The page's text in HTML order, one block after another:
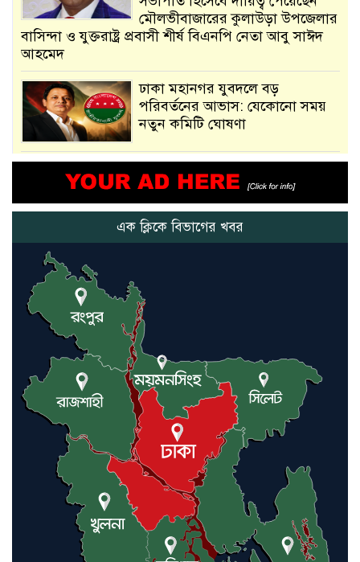
মৌলভীবাজারের কুলাউড়া উপজেলার
বাসিন্দা ও যুক্তরাষ্ট্র প্রবাসী শীর্ষ বিএনপি নেতা আবু সাঈদ
আহমেদ
ঢাকা মহানগর যুবদলে বড়
পরিবর্তনের আভাস: যেকোনো সময়
নতুন কমিটি ঘোষণা
মানুষের উপকার হয় : প্রধানমন্ত্রী
যুক্তরাষ্ট্র ও ইসরায়েল বাদে হরমুজ
প্রণালি সবার জন্য উন্মুক্ত: আরাকচি
এবার চীনের দ্বারস্থ হলেন ডোনাল্ড
ট্রাম্প
ইরানে কঠোর হামলা অব্যাহত রাখতে
ট্রাম্পকে আহ্বান সৌদি আরবের
এক ক্লিকে বিভাগের খবর